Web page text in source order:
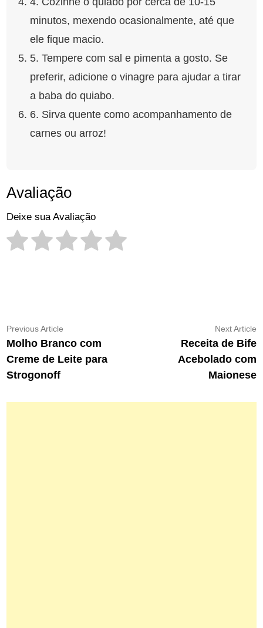
minutos, mexendo ocasionalmente, até que
ele fique macio.
5. Tempere com sal e pimenta a gosto. Se
preferir, adicione o vinagre para ajudar a tirar
a baba do quiabo.
6. Sirva quente como acompanhamento de
carnes ou arroz!
Avaliação
Deixe sua Avaliação
Navegação
de
Post
Previous Article
article:
Molho Branco com
Creme de Leite para
Strogonoff
Next Article
Receita de Bife
Acebolado com
Maionese